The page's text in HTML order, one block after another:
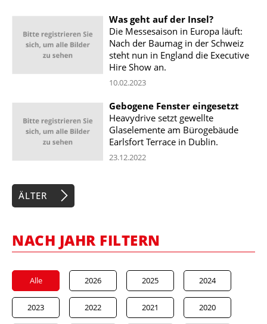
Was geht auf der Insel?
Die Messesaison in Europa läuft:
Nach der Baumag in der Schweiz
steht nun in England die Executive
Hire Show an.
10.02.2023
Gebogene Fenster eingesetzt
Heavydrive setzt gewellte
Glaselemente am Bürogebäude
Earlsfort Terrace in Dublin.
23.12.2022
ÄLTER
NACH JAHR FILTERN
Alle 2026 2025 2024
2023 2022 2021 2020